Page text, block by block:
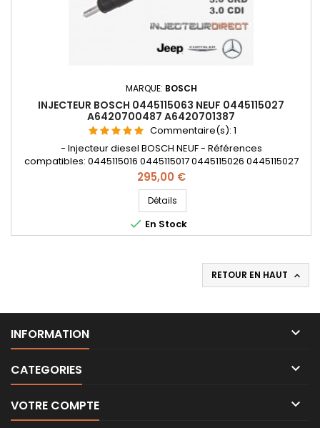
MARQUE: BOSCH
INJECTEUR BOSCH 0445115063 NEUF 0445115027
A6420700487 A6420701387
Commentaire(s): 1
- Injecteur diesel BOSCH NEUF - Références
compatibles: 0445115016 0445115017 0445115026 0445115027
0445115063 0445115064 0445115071 0445115072 0445115076
0986435355 A6420700587 A6420701387 6420701387
A6420700487 0 445 115 016 0 445 115 017 0 445 115 026 0 445
115 027 0 445 115 063 0 445 115 064 0 445 115 071 0 445 115 072 0
445 115 076 0 986...
Prix
295,00 €
Détails
 En Stock
RETOUR EN HAUT 
INFORMATION 
CATEGORIES 
VOTRE COMPTE 